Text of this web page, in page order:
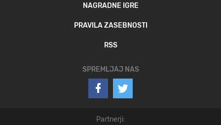
NAGRADNE IGRE
PRAVILA ZASEBNOSTI
RSS
SPREMLJAJ NAS
Partnerji: